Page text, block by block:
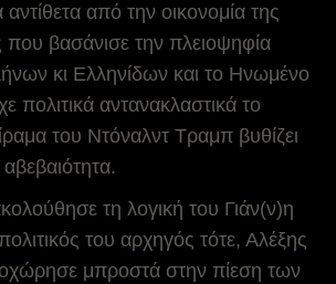
από την οικονομία της
που βασάνισε την πλειοψηφία
κι Ελληνίδων και το Ηνωμένο
πολιτικά αντανακλαστικά το
του Ντόναλντ Τραμπ βυθίζει
τη λογική του Γιάν(ν)η
του αρχηγός τότε, Αλέξης
μπροστά στην πίεση των